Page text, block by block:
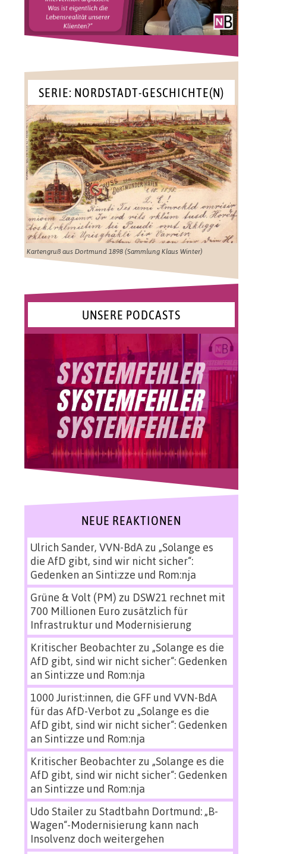
SERIE: NORDSTADT-GESCHICHTE(N)
Kartengruß aus Dortmund 1898 (Sammlung Klaus Winter)
UNSERE PODCASTS
NEUE REAKTIONEN
Ulrich Sander, VVN-BdAzu „Solange es
die AfD gibt, sind wir nicht sicher“:
Gedenken an Sinti:zze und Rom:nja
Grüne & Volt (PM) zu DSW21 rechnet mit
700 Millionen Euro zusätzlich für
Infrastruktur und Modernisierung
Kritischer Beobachterzu „Solange es die
AfD gibt, sind wir nicht sicher“: Gedenken
an Sinti:zze und Rom:nja
1000 Jurist:innen, die GFF und VVN-BdA
für das AfD-Verbot zu „Solange es die
AfD gibt, sind wir nicht sicher“: Gedenken
an Sinti:zze und Rom:nja
Kritischer Beobachterzu „Solange es die
AfD gibt, sind wir nicht sicher“: Gedenken
an Sinti:zze und Rom:nja
Udo Stailerzu Stadtbahn Dortmund: „B-
Wagen“-Modernisierung kann nach
Insolvenz doch weitergehen